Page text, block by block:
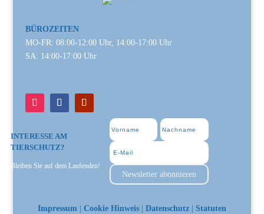
BÜROZEITEN
MO-FR: 08:00-12:00 Uhr, 14:00-17:00 Uhr
SA: 14:00-17:00 Uhr
INTERESSE AM
TIERSCHUTZ?
Bleiben Sie auf dem Laufenden!
Newsletter abonnieren
Impressum| Cookie Hinweis| Datenschutz| Statuten